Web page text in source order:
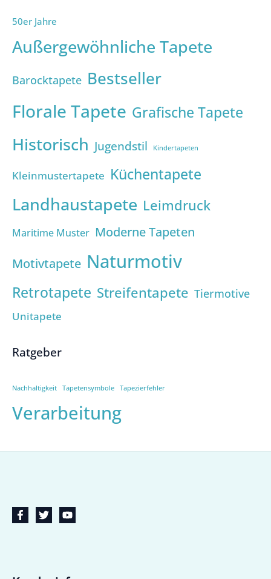
50er Jahre
Außergewöhnliche Tapete
Barocktapete Bestseller
Florale Tapete Grafische Tapete
Historisch Jugendstil Kindertapeten
Kleinmustertapete Küchentapete
Landhaustapete Leimdruck
Maritime Muster Moderne Tapeten
Motivtapete Naturmotiv
Retrotapete Streifentapete Tiermotive
Unitapete
Ratgeber
Nachhaltigkeit Tapetensymbole Tapezierfehler
Verarbeitung